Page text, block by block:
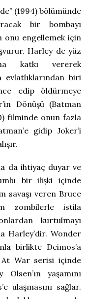
(1994) bölümünde
bir bombayı
engellemek için
Harley de yüz
katkı vererek
evlatlıklarından biri
edip öldürmeye
Dönüşü (Batman
filminde onun fazla
gidip Joker’i
da ihtiyaç duyar ve
bir ilişki içinde
savaşı veren Bruce
zombilerle istila
kurtulmayı
Harley’dir. Wonder
birlikte Deimos’a
At War serisi içinde
yaşamını
ulaşmasını sağlar.